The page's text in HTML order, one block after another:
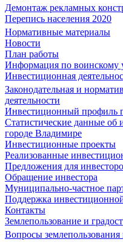
Демонтаж рекламных
Перепись населения 2020
Нормативные материалы
Новости
План работы
Информация по воинскому
Инвестиционная
Законодательная и
деятельности
Инвестиционный профиль
Статистические данные об
городе Владимире
Инвестиционные проекты
Реализованные
Предложения для
Обращение инвестора
Муниципально-частное
Поддержка
Контакты
Землепользование и
Вопросы